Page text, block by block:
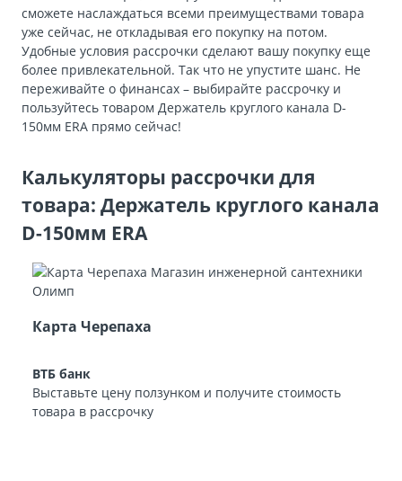
сможете наслаждаться всеми преимуществами товара
уже сейчас, не откладывая его покупку на потом.
Удобные условия рассрочки сделают вашу покупку еще
более привлекательной. Так что не упустите шанс. Не
переживайте о финансах – выбирайте рассрочку и
пользуйтесь товаром Держатель круглого канала D-
150мм ERA прямо сейчас!
Калькуляторы рассрочки для
товара: Держатель круглого канала
D-150мм ERA
Карта Черепаха
ВТБ банк
Выставьте цену ползунком и получите стоимость
товара в рассрочку